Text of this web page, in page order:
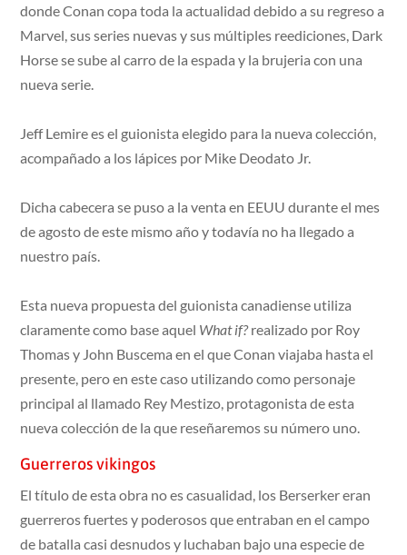
donde Conan copa toda la actualidad debido a su regreso a
Marvel, sus series nuevas y sus múltiples reediciones, Dark
Horse se sube al carro de la espada y la brujeria con una
nueva serie.
Jeff Lemire es el guionista elegido para la nueva colección,
acompañado a los lápices por Mike Deodato Jr.
Dicha cabecera se puso a la venta en EEUU durante el mes
de agosto de este mismo año y todavía no ha llegado a
nuestro país.
Esta nueva propuesta del guionista canadiense utiliza
claramente como base aquel What if?realizado por Roy
Thomas y John Buscema en el que Conan viajaba hasta el
presente, pero en este caso utilizando como personaje
principal al llamado Rey Mestizo, protagonista de esta
nueva colección de la que reseñaremos su número uno.
Guerreros vikingos
El título de esta obra no es casualidad, los Berserker eran
guerreros fuertes y poderosos que entraban en el campo
de batalla casi desnudos y luchaban bajo una especie de